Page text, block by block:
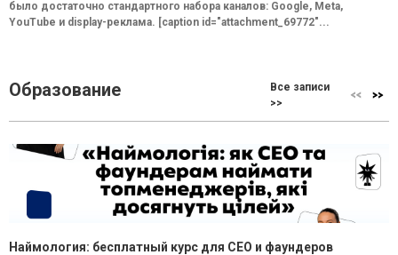
было достаточно стандартного набора каналов: Google, Meta,
YouTube и display-реклама. [caption id="attachment_69772"...
Образование
Все записи
>>
Наймология: бесплатный курс для CEO и фаундеров